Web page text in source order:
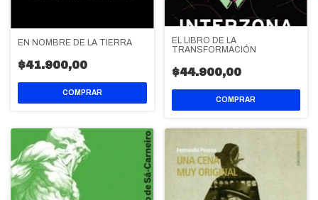
EN NOMBRE DE LA TIERRA
$41.900,00
EL LIBRO DE LA
TRANSFORMACIÓN
$44.900,00